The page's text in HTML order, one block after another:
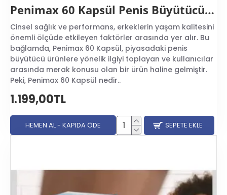
Penimax 60 Kapsül Penis Büyütücü Hap
Cinsel sağlık ve performans, erkeklerin yaşam kalitesini
önemli ölçüde etkileyen faktörler arasında yer alır. Bu
bağlamda, Penimax 60 Kapsül, piyasadaki penis
büyütücü ürünlere yönelik ilgiyi toplayan ve kullanıcılar
arasında merak konusu olan bir ürün haline gelmiştir.
Peki, Penimax 60 Kapsül nedir..
1.199,00TL
HEMEN AL - KAPIDA ÖDE SEPETE EKLE